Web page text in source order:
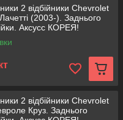
2 відбійники Chevrolet
(2003-). Заднього
Аксусс КОРЕЯ!
2 відбійники Chevrolet
Круз. Заднього